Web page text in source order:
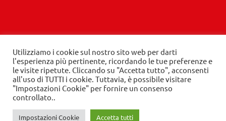
© 2020 Edizioni Turbo by Tespi Mediagroup -
Direttore: Angelo Frigerio -Privacy Policy-Cookie
Policy- P.IVA 03632610964
Utilizziamo i cookie sul nostro sito web per darti
l'esperienza più pertinente, ricordando le tue preferenze e
le visite ripetute. Cliccando su "Accetta tutto", acconsenti
all'uso di TUTTI i cookie. Tuttavia, è possibile visitare
"Impostazioni Cookie" per fornire un consenso
controllato..
Impostazioni Cookie Accetta tutti